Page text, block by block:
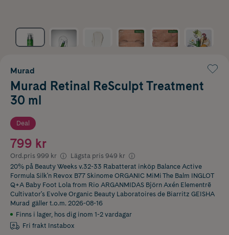
Murad
Murad Retinal ReSculpt Treatment
30 ml
Deal
799 kr
Ord.pris 999 kr Lägsta pris 949 kr
20% på Beauty Weeks v.32-33 Rabatterat inköp Balance Active
Formula Silk'n Revox B77 Skinome ORGANIC MiMi The Balm INGLOT
Q+A Baby Foot Lola from Rio ARGANMIDAS Björn Axén Elementrē
Cultivator's Evolve Organic Beauty Laboratoires de Biarritz GEISHA
Murad gäller t.o.m. 2026-08-16
Finns i lager, hos dig inom 1-2 vardagar
Fri frakt Instabox